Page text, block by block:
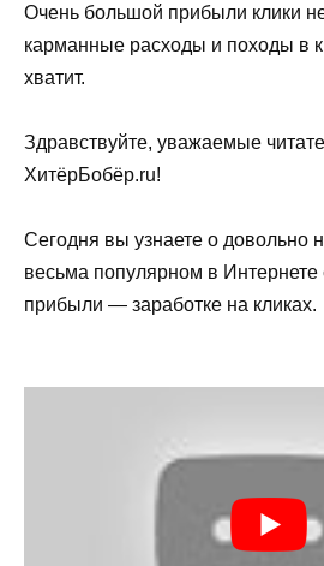
Очень большой прибыли клики
карманные расходы и походы в
хватит.
Здравствуйте, уважаемые
ХитёрБобёр.ru!
Сегодня вы узнаете о довольно
весьма популярном в Интернете
прибыли — заработке на кликах.